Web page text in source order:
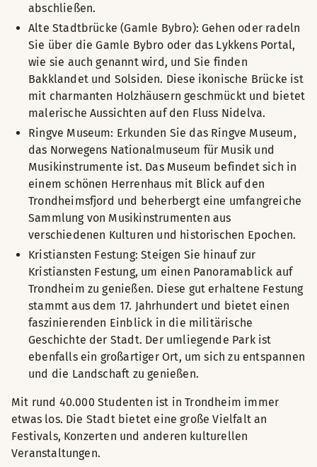
abschließen.
Alte Stadtbrücke (Gamle Bybro): Gehen oder radeln
Sie über die Gamle Bybro oder das Lykkens Portal,
wie sie auch genannt wird, und Sie finden
Bakklandet und Solsiden. Diese ikonische Brücke ist
mit charmanten Holzhäusern geschmückt und bietet
malerische Aussichten auf den Fluss Nidelva.
Ringve Museum: Erkunden Sie das Ringve Museum,
das Norwegens Nationalmuseum für Musik und
Musikinstrumente ist. Das Museum befindet sich in
einem schönen Herrenhaus mit Blick auf den
Trondheimsfjord und beherbergt eine umfangreiche
Sammlung von Musikinstrumenten aus
verschiedenen Kulturen und historischen Epochen.
Kristiansten Festung: Steigen Sie hinauf zur
Kristiansten Festung, um einen Panoramablick auf
Trondheim zu genießen. Diese gut erhaltene Festung
stammt aus dem 17. Jahrhundert und bietet einen
faszinierenden Einblick in die militärische
Geschichte der Stadt. Der umliegende Park ist
ebenfalls ein großartiger Ort, um sich zu entspannen
und die Landschaft zu genießen.
Mit rund 40.000 Studenten ist in Trondheim immer
etwas los. Die Stadt bietet eine große Vielfalt an
Festivals, Konzerten und anderen kulturellen
Veranstaltungen.